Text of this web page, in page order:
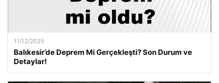
11/12/2025
Balıkesir’de Deprem Mi Gerçekleşti? Son Durum ve
Detaylar!